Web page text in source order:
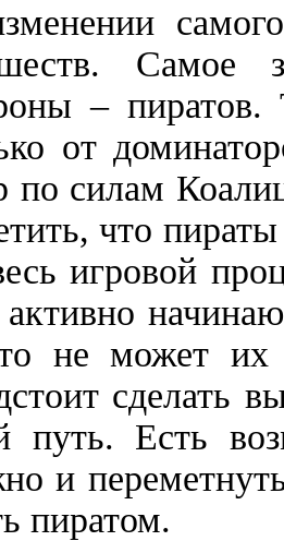
Самое
– пиратов.
от
по силам
что
игровой
не может их
сделать
путь. Есть
и
пиратом.